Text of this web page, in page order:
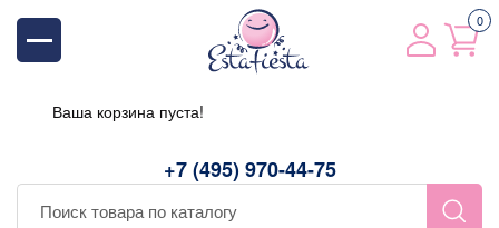
+7 (495) 970-44-75
0
Ваша корзина пуста!